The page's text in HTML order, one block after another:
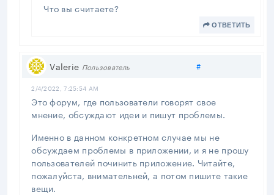
Что вы считаете?
ОТВЕТИТЬ
Valerie Пользователь #Поделиться
2/4/2022, 7:25:54 AM
Это форум, где пользователи говорят свое
мнение, обсуждают идеи и пишут проблемы.
Именно в данном конкретном случае мы не
обсуждаем проблемы в приложении, и я не прошу
пользователей починить приложение. Читайте,
пожалуйста, внимательней, а потом пишите такие
вещи.